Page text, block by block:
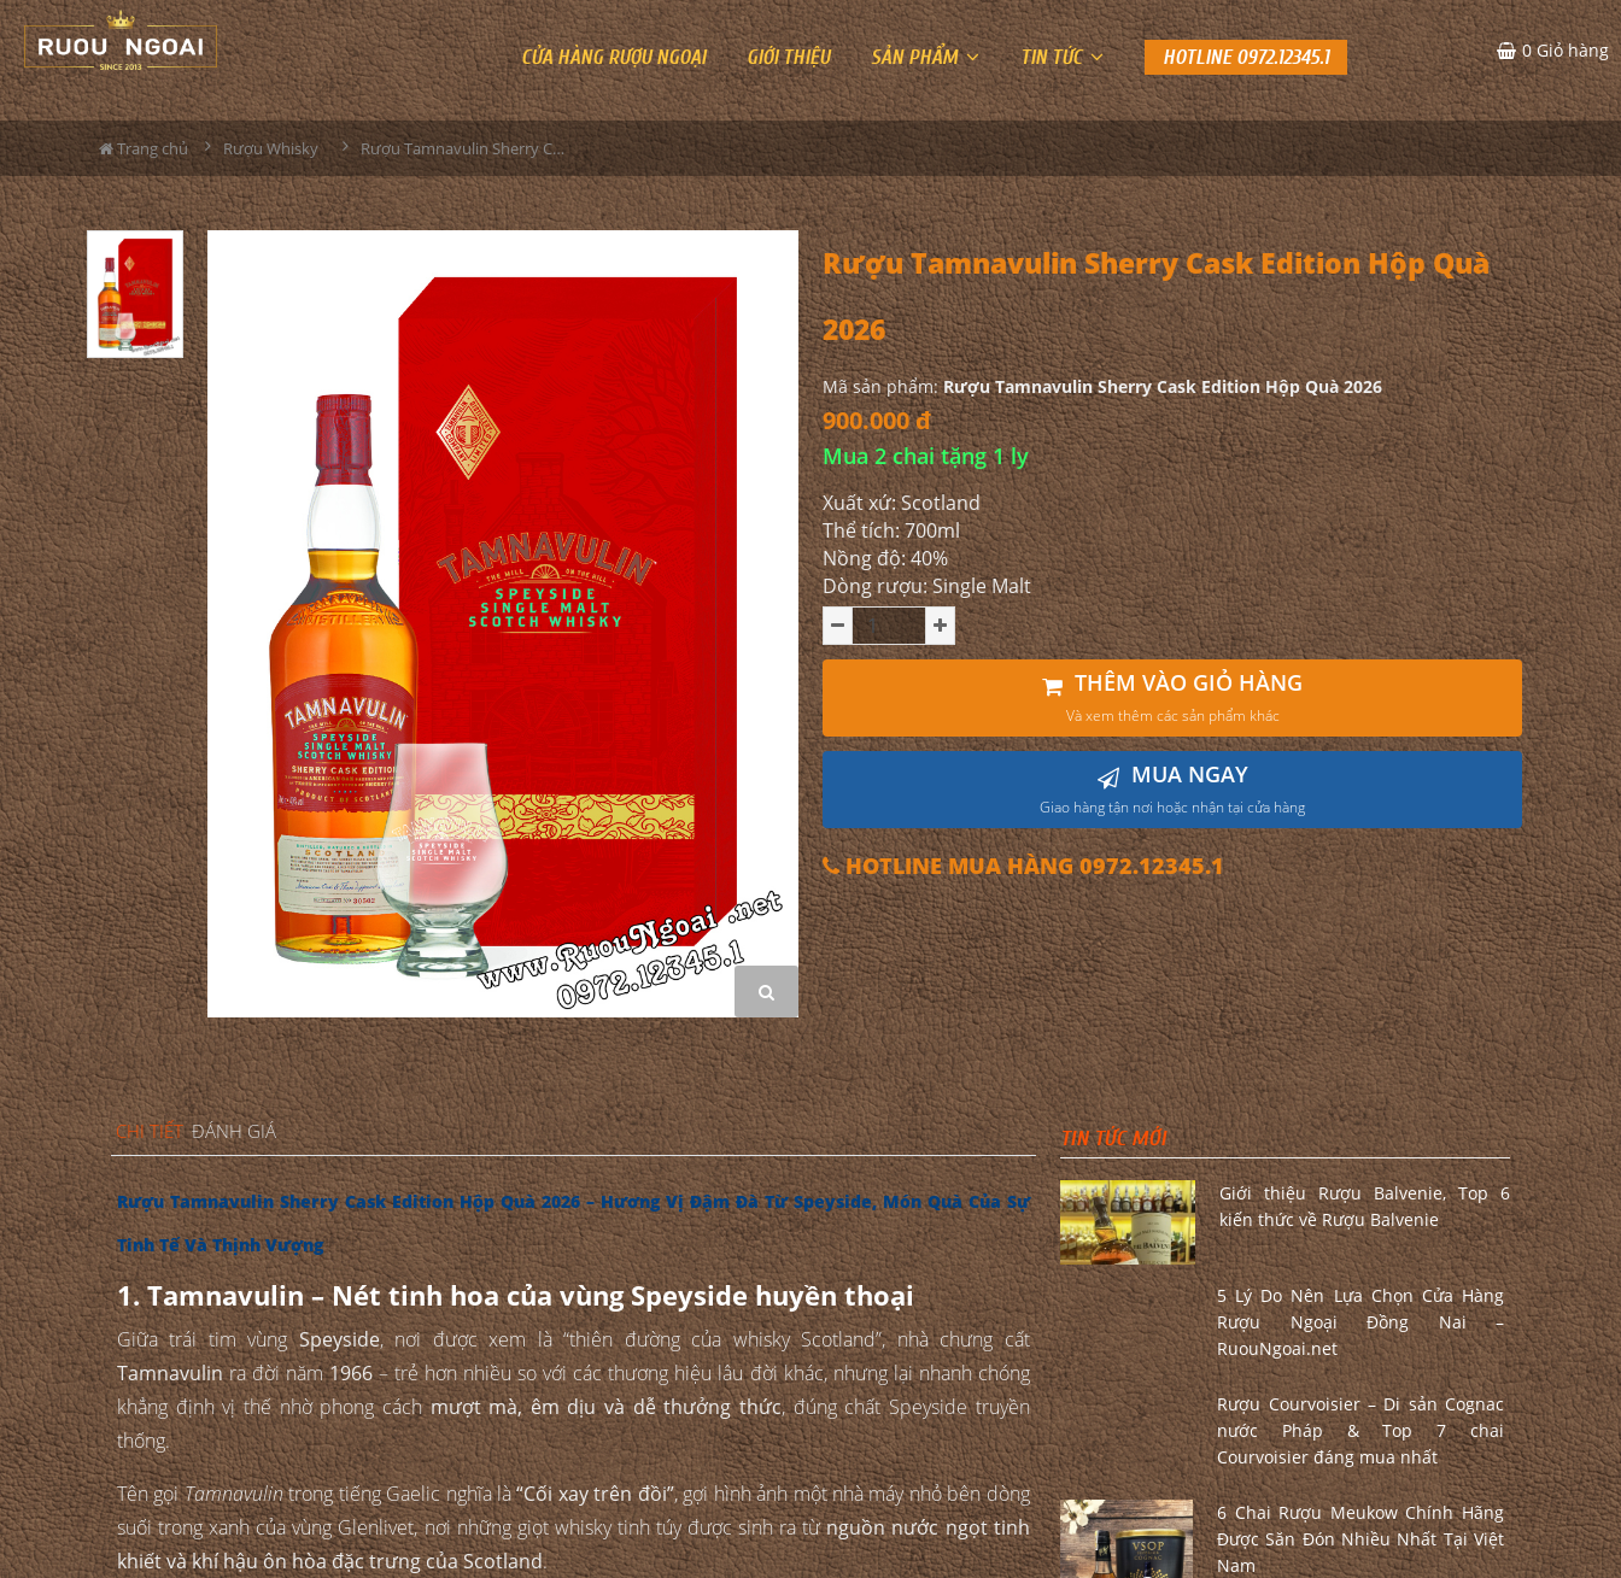
CỬA HÀNG RƯỢU NGOẠI GIỚI THIỆU SẢN PHẨM TIN TỨC HOTLINE 0972.12345.1 0 Giỏ hàng
Trang chủ Rượu Whisky Rượu Tamnavulin Sherry Cask Edition Hộp Quà 2026
Rượu Tamnavulin Sherry Cask Edition Hộp Quà
2026
Mã sản phẩm:Rượu Tamnavulin Sherry Cask Edition Hộp Quà 2026
900.000 đ
Mua 2 chai tặng 1 ly
Xuất xứ: Scotland
Thể tích: 700ml
Nồng độ: 40%
Dòng rượu: Single Malt
THÊM VÀO GIỎ HÀNG
Và xem thêm các sản phẩm khác
MUA NGAY
Giao hàng tận nơi hoặc nhận tại cửa hàng
HOTLINE MUA HÀNG 0972.12345.1
CHI TIẾT ĐÁNH GIÁ
Rượu Tamnavulin Sherry Cask Edition Hộp Quà 2026 – Hương Vị Đậm Đà Từ Speyside, Món Quà Của Sự
Tinh Tế Và Thịnh Vượng
1. Tamnavulin – Nét tinh hoa của vùng Speyside huyền thoại
Giữa trái tim vùngSpeyside, nơi được xem là “thiên đường của whisky Scotland”, nhà chưng cất
Tamnavulinra đời năm1966– trẻ hơn nhiều so với các thương hiệu lâu đời khác, nhưng lại nhanh chóng
khẳng định vị thế nhờ phong cáchmượt mà, êm dịu và dễ thưởng thức, đúng chất Speyside truyền
thống.
Tên gọiTamnavulintrong tiếng Gaelic nghĩa là“Cối xay trên đồi”, gợi hình ảnh một nhà máy nhỏ bên dòng
suối trong xanh của vùng Glenlivet, nơi những giọt whisky tinh túy được sinh ra từnguồn nước ngọt tinh
khiết và khí hậu ôn hòa đặc trưng của Scotland.
TIN TỨC MỚI
Giới thiệu Rượu Balvenie, Top 6
kiến thức về Rượu Balvenie
5 Lý Do Nên Lựa Chọn Cửa Hàng
Rượu Ngoại Đồng Nai –
RuouNgoai.net
Rượu Courvoisier – Di sản Cognac
nước Pháp & Top 7 chai
Courvoisier đáng mua nhất
6 Chai Rượu Meukow Chính Hãng
Được Săn Đón Nhiều Nhất Tại Việt
Nam